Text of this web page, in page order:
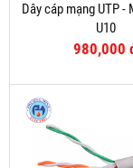
Dây cáp mạng UTP -
U10
980,000